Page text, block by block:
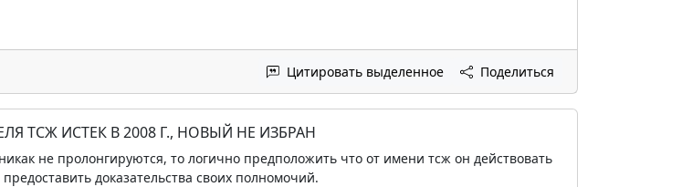
Цитировать выделенное Поделиться
ТСЖ ИСТЕК В 2008 Г., НОВЫЙ НЕ ИЗБРАН
не пролонгируются, то логично предположить что от имени тсж он действовать
доказательства своих полномочий.